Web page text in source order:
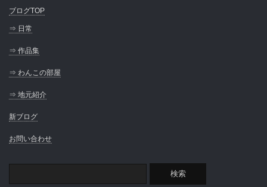
ブログTOP
⇒ 日常
⇒ 作品集
⇒ わんこの部屋
⇒ 地元紹介
新ブログ
お問い合わせ